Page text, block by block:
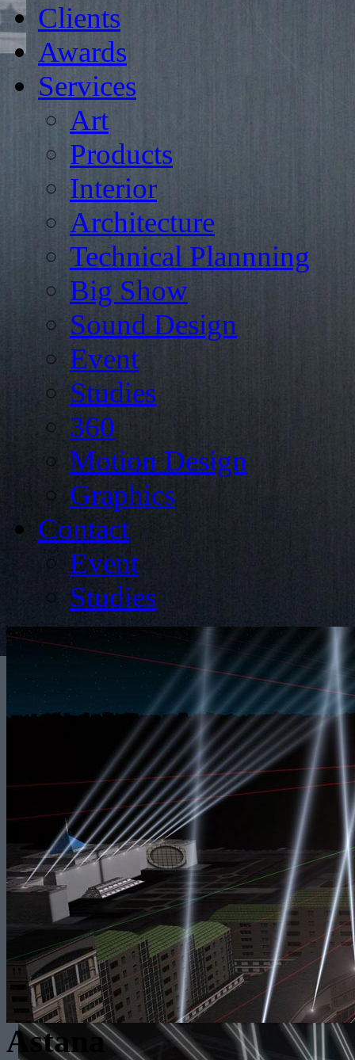
Clients
Awards
Services
Art
Products
Interior
Architecture
Technical Plannning
Big Show
Sound Design
Event
Studies
360
Motion Design
Graphics
Contact
Event
Studies
Astana